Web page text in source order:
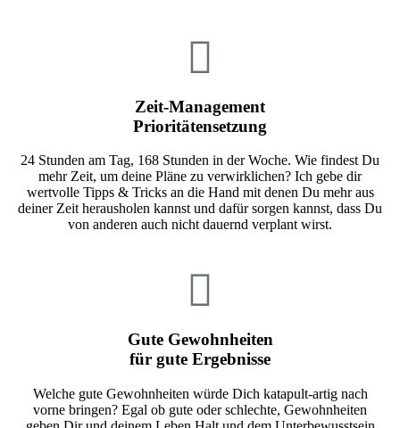
Zeit-Management
Prioritätensetzung
24 Stunden am Tag, 168 Stunden in der Woche. Wie findest Du
mehr Zeit, um deine Pläne zu verwirklichen? Ich gebe dir
wertvolle Tipps & Tricks an die Hand mit denen Du mehr aus
deiner Zeit herausholen kannst und dafür sorgen kannst, dass Du
von anderen auch nicht dauernd verplant wirst.
Gute Gewohnheiten
für gute Ergebnisse
Welche gute Gewohnheiten würde Dich katapult-artig nach
vorne bringen? Egal ob gute oder schlechte, Gewohnheiten